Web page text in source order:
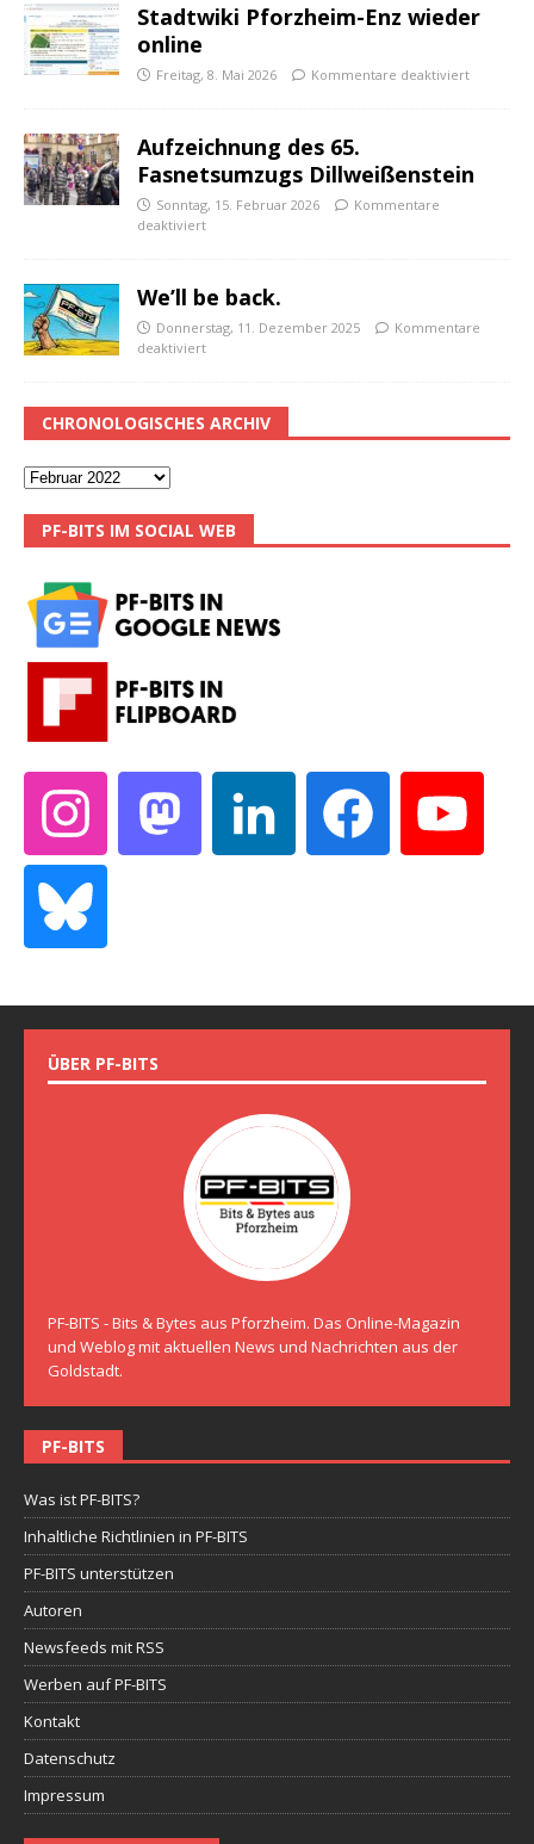
Stadtwiki Pforzheim-Enz wieder
online
Freitag, 8. Mai 2026 Kommentare deaktiviert
Aufzeichnung des 65.
Fasnetsumzugs Dillweißenstein
Sonntag, 15. Februar 2026
Kommentare
deaktiviert
We’ll be back.
Donnerstag, 11. Dezember 2025
Kommentare
deaktiviert
CHRONOLOGISCHES ARCHIV
PF-BITS IM SOCIAL WEB
ÜBER PF-BITS
PF-BITS - Bits & Bytes aus Pforzheim. Das Online-Magazin
und Weblog mit aktuellen News und Nachrichten aus der
Goldstadt.
PF-BITS
Was ist PF-BITS?
Inhaltliche Richtlinien in PF-BITS
PF-BITS unterstützen
Autoren
Newsfeeds mit RSS
Werben auf PF-BITS
Kontakt
Datenschutz
Impressum